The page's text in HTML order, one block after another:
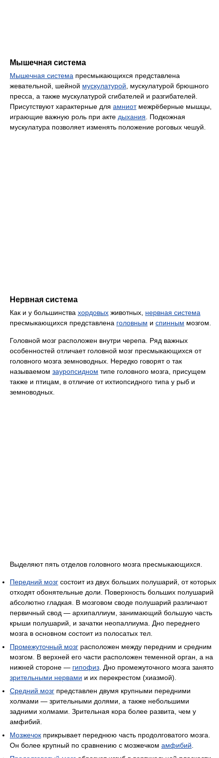
Мышечная система
Мышечная система пресмыкающихся представлена
жевательной, шейной мускулатурой, мускулатурой брюшного
пресса, а также мускулатурой сгибателей и разгибателей.
Присутствуют характерные для амниотмежрёберные мышцы,
играющие важную роль при акте дыхания. Подкожная
мускулатура позволяет изменять положение роговых чешуй.
Нервная система
Как и у большинства хордовых животных, нервная система
пресмыкающихся представлена головным и спинным мозгом.
Головной мозг расположен внутри черепа. Ряд важных
особенностей отличает головной мозг пресмыкающихся от
головного мозга земноводных. Нередко говорят о так
называемом зауропсидном типе головного мозга, присущем
также и птицам, в отличие от ихтиопсидного типа у рыб и
земноводных.
Выделяют пять отделов головного мозга пресмыкающихся.
Передний мозг состоит из двух больших полушарий, от которых
отходят обонятельные доли. Поверхность больших полушарий
абсолютно гладкая. В мозговом своде полушарий различают
первичный свод — архипаллиум, занимающий большую часть
крыши полушарий, и зачатки неопаллиума. Дно переднего
мозга в основном состоит из полосатых тел.
Промежуточный мозг расположен между передним и средним
мозгом. В верхней его части расположен теменной орган, а на
нижней стороне — гипофиз. Дно промежуточного мозга занято
зрительными нервами и их перекрестом (хиазмой).
Средний мозг представлен двумя крупными передними
холмами — зрительными долями, а также небольшими
задними холмами. Зрительная кора более развита, чем у
амфибий.
Мозжечок прикрывает переднюю часть продолговатого мозга.
Он более крупный по сравнению с мозжечком амфибий.